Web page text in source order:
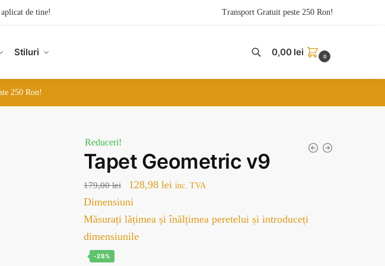
de tine! Transport Gratuit peste 250 Ron!
Stiluri 0,00 lei 0
250 Ron!
Reduceri!
Tapet Geometric v9
179,00lei
Prețul
inițial
a
fost:
128,98 leiPrețul
este:
inc. TVA
Dimensiuni
Măsurați lățimea și înălțimea peretelui și introduceți
dimensiunile
-28%